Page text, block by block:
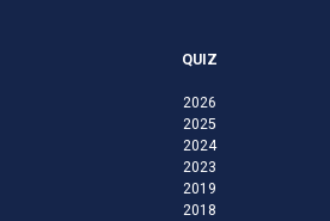
QUIZ
2026
2025
2024
2023
2019
2018